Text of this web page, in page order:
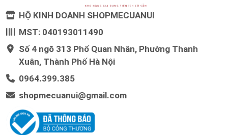
HỘ KINH DOANH SHOPMECUANUI
MST: 040193011490
Số 4 ngõ 313 Phố Quan Nhân, Phường Thanh
Xuân, Thành Phố Hà Nội
0964.399.385
shopmecuanui@gmail.com